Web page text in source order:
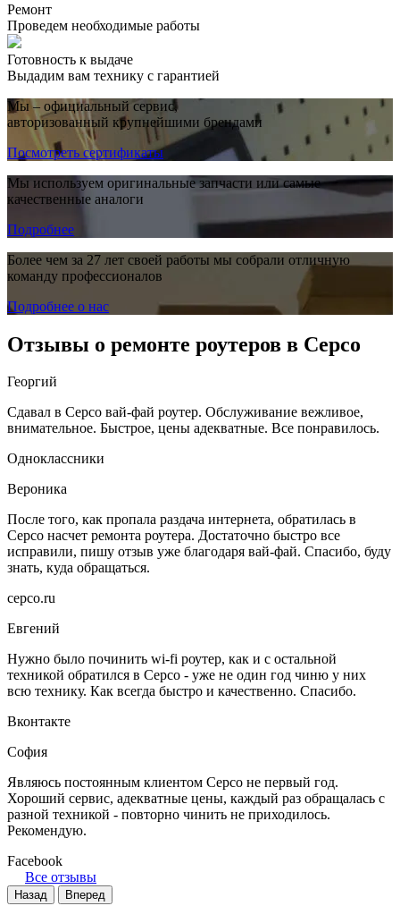
Ремонт
Проведем необходимые работы
Готовность к выдаче
Выдадим вам технику с гарантией
Мы – официальный сервис,
авторизованный крупнейшими брендами
Посмотреть сертификаты
Мы используем оригинальные запчасти или самые
качественные аналоги
Подробнее
Более чем за 27 лет своей работы мы собрали отличную
команду профессионалов
Подробнее о нас
Отзывы о ремонте роутеров в Серсо
Георгий
Сдавал в Серсо вай-фай роутер. Обслуживание вежливое,
внимательное. Быстрое, цены адекватные. Все понравилось.
Одноклассники
Вероника
После того, как пропала раздача интернета, обратилась в
Серсо насчет ремонта роутера. Достаточно быстро все
исправили, пишу отзыв уже благодаря вай-фай. Спасибо, буду
знать, куда обращаться.
серсо.ru
Евгений
Нужно было починить wi-fi роутер, как и с остальной
техникой обратился в Серсо - уже не один год чиню у них
всю технику. Как всегда быстро и качественно. Спасибо.
Вконтакте
София
Являюсь постоянным клиентом Серсо не первый год.
Хороший сервис, адекватные цены, каждый раз обращалась с
разной техникой - повторно чинить не приходилось.
Рекомендую.
Facebook
Все отзывы
Назад Вперед